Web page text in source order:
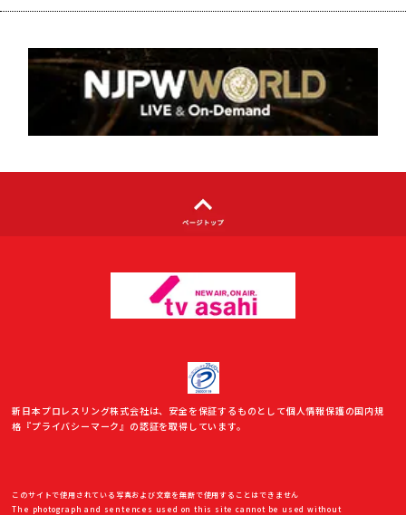
著作権について
利用者情報の外部送信について
新日本プロレスリング株式会社は、安全を保証するものとして個人情報保護の国内規
格『プライバシーマーク』の認証を取得しています。
このサイトで使用されている写真および文章を無断で使用することはできません
The photograph and sentences used on this site cannot be used without